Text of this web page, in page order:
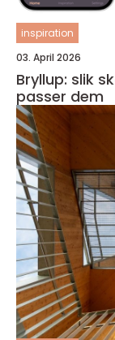
inspiration
03. April 2026
Bryllup: slik
passer dem